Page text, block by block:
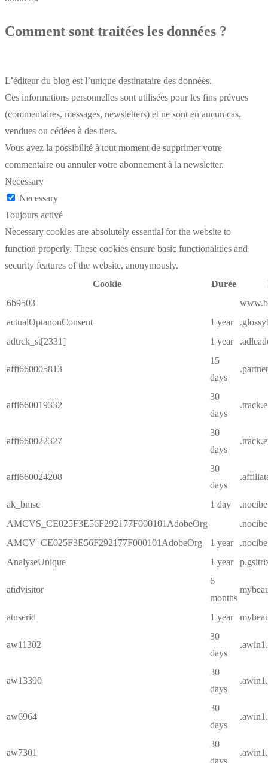
Comment sont traitées les données ?
L’éditeur du blog est l’unique destinataire des données.
Ces informations personnelles sont utilisées pour les fins prévues
(commentaires, messages, newsletters) et ne sont en aucun cas,
vendues ou cédées à des tiers.
Vous avez la possibilité à tout moment de supprimer votre
commentaire ou annuler votre abonnement à la newsletter.
Necessary
Necessary
Toujours activé
Necessary cookies are absolutely essential for the website to
function properly. These cookies ensure basic functionalities and
security features of the website, anonymously.
Cookie
Durée
6b9503
actualOptanonConsent
1 year
adtrck_st[2331]
1 year
affi660005813
15
days
affi660019332
30
days
affi660022327
30
days
affi660024208
30
days
ak_bmsc 1 day
AMCVS_CE025F3E56F292177F000101AdobeOrg
AMCV_CE025F3E56F292177F000101AdobeOrg
1 year
AnalyseUnique
1 year
atidvisitor
6
months
atuserid 1 year
aw11302
30
days
aw13390
30
days
aw6964
30
days
aw7301
30